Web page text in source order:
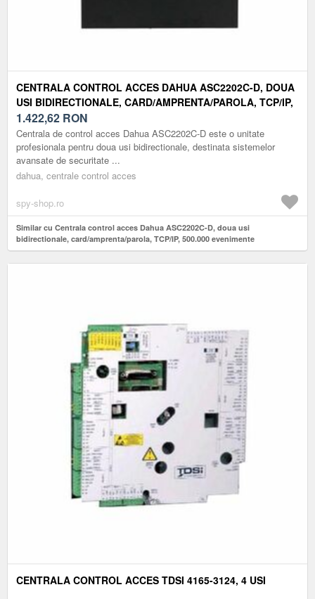
CENTRALA CONTROL ACCES DAHUA ASC2202C-D, DOUA
USI BIDIRECTIONALE, CARD/AMPRENTA/PAROLA, TCP/IP,
500.000 EVENIMENTE
1.422,62 RON
Centrala de control acces Dahua ASC2202C-D este o unitate
profesionala pentru doua usi bidirectionale, destinata sistemelor
avansate de securitate ...
dahua, centrale control acces
spy-shop.ro
Similar cu Centrala control acces Dahua ASC2202C-D, doua usi
bidirectionale, card/amprenta/parola, TCP/IP, 500.000 evenimente
CENTRALA CONTROL ACCES TDSI 4165-3124, 4 USI